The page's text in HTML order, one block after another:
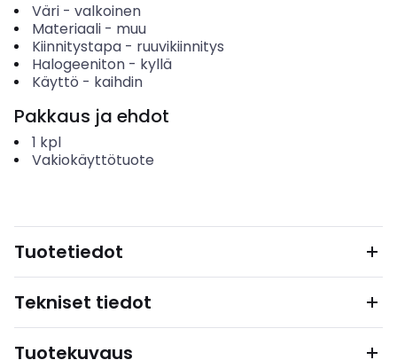
Väri- valkoinen
Materiaali- muu
Kiinnitystapa- ruuvikiinnitys
Halogeeniton- kyllä
Käyttö - kaihdin
Pakkaus ja ehdot
1 kpl
Vakiokäyttötuote
Tuotetiedot
Tekniset tiedot
Tuotekuvaus